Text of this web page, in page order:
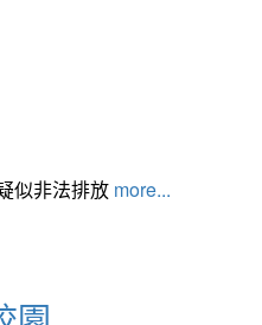
似非法排放 more...